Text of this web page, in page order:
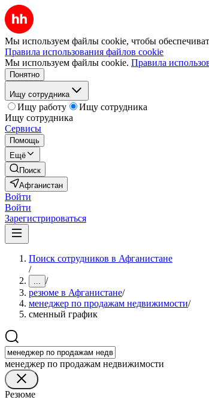
Мы используем файлы cookie, чтобы
Правила использования файлов cookie
Мы используем файлы cookie. Правила
Понятно
Ищу сотрудника
Ищу работу
Ищу сотрудника
Ищу сотрудника
Сервисы
Помощь
Ещё
Поиск
Афганистан
Войти
Войти
Зарегистрироваться
Поиск сотрудников в Афганистане
/
... /
резюме в Афганистане/
менеджер по продажам недвижимости/
сменный график
менеджер по продажам недвижимости
Резюме